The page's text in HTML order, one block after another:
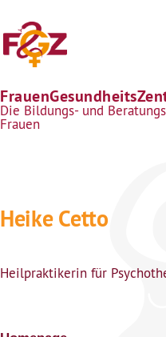
Die Bildungs- und
Frauen
Heike Cetto
Heilpraktikerin für